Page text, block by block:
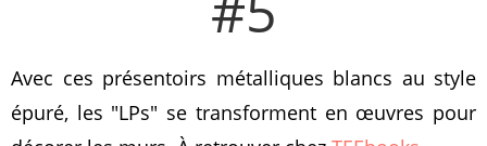
Avec ces présentoirs métalliques blancs au style
épuré, les "LPs" se transforment en œuvres pour